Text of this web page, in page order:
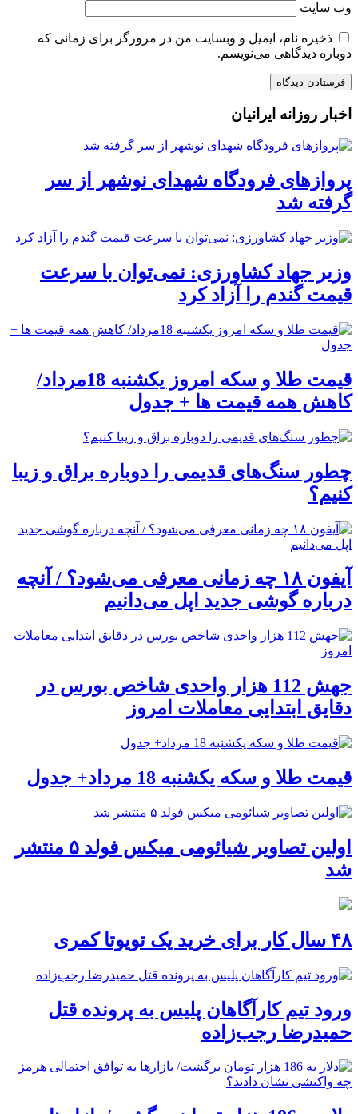
وب‌ سایت
ذخیره نام، ایمیل و وبسایت من در مرورگر برای زمانی که
دوباره دیدگاهی می‌نویسم.
اخبار روزانه ایرانیان
پروازهای فرودگاه شهدای نوشهر از سر
گرفته شد
وزیر جهاد کشاورزی: نمی‌توان با سرعت
قیمت گندم را آزاد کرد
قیمت طلا و سکه امروز یکشنبه 18مرداد/
کاهش همه قیمت ها + جدول
چطور سنگ‌های قدیمی را دوباره براق و زیبا
کنیم؟
آیفون ۱۸ چه زمانی معرفی می‌شود؟ / آنچه
درباره گوشی جدید اپل می‌دانیم
جهش 112 هزار واحدی شاخص بورس در
دقایق ابتدایی معاملات امروز
قیمت طلا و سکه یکشنبه 18 مرداد+ جدول
اولین تصاویر شیائومی میکس فولد ۵ منتشر
شد
۴۸ سال کار برای خرید یک تویوتا کمری
ورود تیم کارآگاهان پلیس به پرونده قتل
حمیدرضا رجب‌زاده